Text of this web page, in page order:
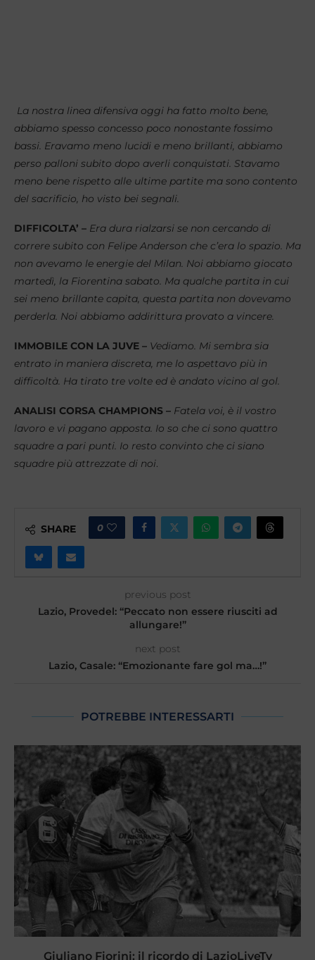
La nostra linea difensiva oggi ha fatto molto bene,
abbiamo spesso concesso poco nonostante fossimo
bassi. Eravamo meno lucidi e meno brillanti, abbiamo
perso palloni subito dopo averli conquistati. Stavamo
meno bene rispetto alle ultime partite ma sono contento
del sacrificio, ho visto bei segnali.
DIFFICOLTA’ – Era dura rialzarsi se non cercando di
correre subito con Felipe Anderson che c’era lo spazio. Ma
non avevamo le energie del Milan. Noi abbiamo giocato
martedì, la Fiorentina sabato. Ma qualche partita in cui
sei meno brillante capita, questa partita non dovevamo
perderla. Noi abbiamo addirittura provato a vincere.
IMMOBILE CON LA JUVE – Vediamo. Mi sembra sia
entrato in maniera discreta, me lo aspettavo più in
difficoltà. Ha tirato tre volte ed è andato vicino al gol.
ANALISI CORSA CHAMPIONS – Fatela voi, è il vostro
lavoro e vi pagano apposta. Io so che ci sono quattro
squadre a pari punti. Io resto convinto che ci siano
squadre più attrezzate di noi.
SHARE 0
previous post
Lazio, Provedel: “Peccato non essere riusciti ad
allungare!”
next post
Lazio, Casale: “Emozionante fare gol ma…!”
POTREBBE INTERESSARTI
Giuliano Fiorini: il ricordo di LazioLiveTv